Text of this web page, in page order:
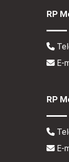
RP
E-
RP
E-